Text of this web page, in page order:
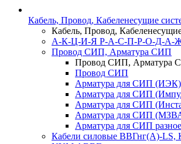
Кабель, Провод, Кабеленесущие
Кабель, Провод,
А-К-Ц-И-Я Р-А-С-П-Р-О-Д-А-
Провод СИП, Арматура СИП
Провод СИП, Арматура
Провод СИП
Арматура для СИП (ИЭК)
Арматура для СИП
Арматура для СИП
Арматура для СИП
Арматура для СИП разное
Кабели силовые ВВГнг(А)-LS,